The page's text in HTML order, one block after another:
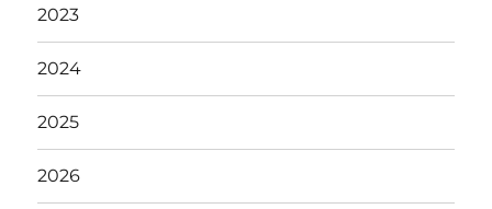
2023
2024
2025
2026